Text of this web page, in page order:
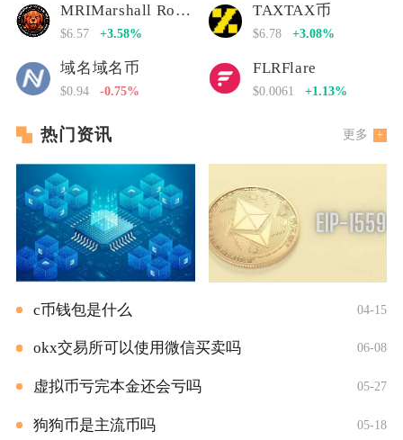
MRIMarshall Rogan Inu
$6.57 +3.58%
TAXTAX币
$6.78 +3.08%
域名域名币
$0.94 -0.75%
FLRFlare
$0.0061 +1.13%
热门资讯 更多
c币钱包是什么 04-15
okx交易所可以使用微信买卖吗 06-08
虚拟币亏完本金还会亏吗 05-27
狗狗币是主流币吗 05-18